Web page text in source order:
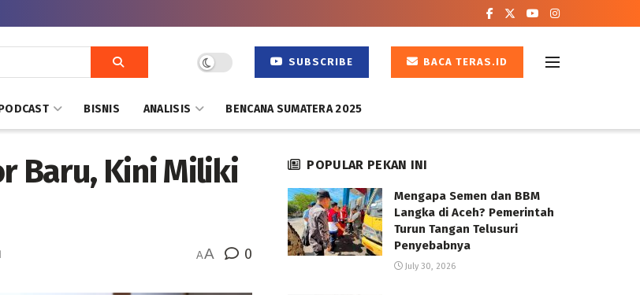
SUBSCRIBE BACA TERAS.ID
BISNIS ANALISIS BENCANA SUMATERA 2025
Baru, Kini Miliki
AA 0
POPULAR PEKAN INI
Mengapa Semen dan BBM
Langka di Aceh? Pemerintah
Turun Tangan Telusuri
Penyebabnya
July 30, 2026